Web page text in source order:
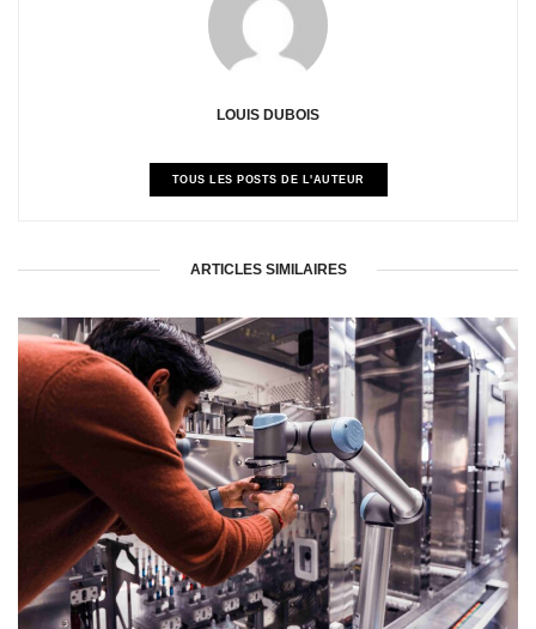
LOUIS DUBOIS
TOUS LES POSTS DE L'AUTEUR
ARTICLES SIMILAIRES